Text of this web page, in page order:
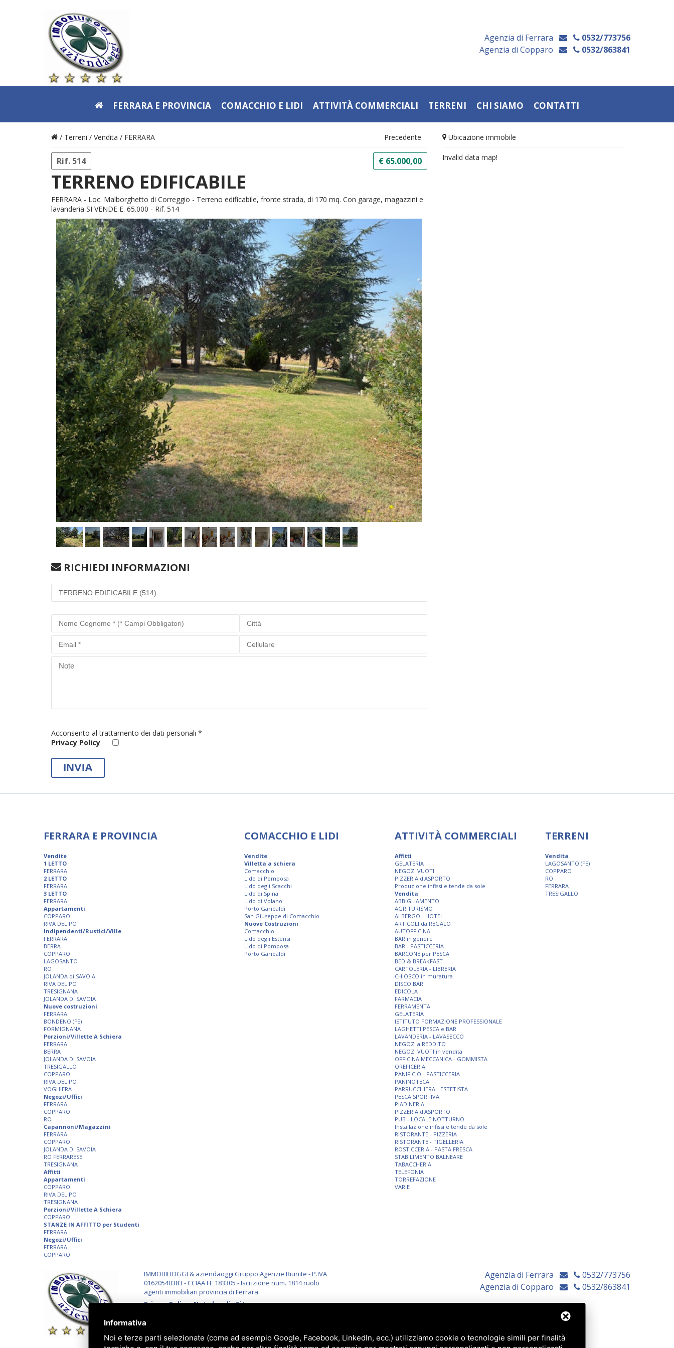
Agenzia di Ferrara
0532/773756
Agenzia di Copparo
0532/863841
FERRARA E PROVINCIA COMACCHIO E LIDI ATTIVITÀ COMMERCIALI TERRENI CHI SIAMO CONTATTI
/ Terreni / Vendita / FERRARA Precedente
Rif. 514 € 65.000,00
TERRENO EDIFICABILE
FERRARA - Loc. Malborghetto di Correggio - Terreno edificabile, fronte strada, di 170 mq. Con garage, magazzini e
lavanderia SI VENDE E. 65.000 - Rif. 514
RICHIEDI INFORMAZIONI
Acconsento al trattamento dei dati personali *
Privacy Policy
Ubicazione immobile
Invalid data map!
FERRARA E PROVINCIA
Vendite
1 LETTO
FERRARA
2 LETTO
FERRARA
3 LETTO
FERRARA
Appartamenti
COPPARO
RIVA DEL PO
Indipendenti/Rustici/Ville
FERRARA
BERRA
COPPARO
LAGOSANTO
RO
JOLANDA di SAVOIA
RIVA DEL PO
TRESIGNANA
JOLANDA DI SAVOIA
Nuove costruzioni
FERRARA
BONDENO (FE)
FORMIGNANA
Porzioni/Villette A Schiera
FERRARA
BERRA
JOLANDA DI SAVOIA
TRESIGALLO
COPPARO
RIVA DEL PO
VOGHIERA
Negozi/Uffici
FERRARA
COPPARO
RO
Capannoni/Magazzini
FERRARA
COPPARO
JOLANDA DI SAVOIA
RO FERRARESE
TRESIGNANA
Affitti
Appartamenti
COPPARO
RIVA DEL PO
TRESIGNANA
Porzioni/Villette A Schiera
COPPARO
STANZE IN AFFITTO per Studenti
FERRARA
Negozi/Uffici
FERRARA
COPPARO
COMACCHIO E LIDI
Vendite
Villetta a schiera
Comacchio
Lido di Pomposa
Lido degli Scacchi
Lido di Spina
Lido di Volano
Porto Garibaldi
San Giuseppe di Comacchio
Nuove Costruzioni
Comacchio
Lido degli Estensi
Lido di Pomposa
Porto Garibaldi
ATTIVITÀ COMMERCIALI
Affitti
GELATERIA
NEGOZI VUOTI
PIZZERIA d'ASPORTO
Produzione infissi e tende da sole
Vendita
ABBIGLIAMENTO
AGRITURISMO
ALBERGO - HOTEL
ARTICOLI da REGALO
AUTOFFICINA
BAR in genere
BAR - PASTICCERIA
BARCONE per PESCA
BED & BREAKFAST
CARTOLERIA - LIBRERIA
CHIOSCO in muratura
DISCO BAR
EDICOLA
FARMACIA
FERRAMENTA
GELATERIA
ISTITUTO FORMAZIONE PROFESSIONALE
LAGHETTI PESCA e BAR
LAVANDERIA - LAVASECCO
NEGOZI a REDDITO
NEGOZI VUOTI in vendita
OFFICINA MECCANICA - GOMMISTA
OREFICERIA
PANIFICIO - PASTICCERIA
PANINOTECA
PARRUCCHIERA - ESTETISTA
PESCA SPORTIVA
PIADINERIA
PIZZERIA d'ASPORTO
PUB - LOCALE NOTTURNO
Installazione infissi e tende da sole
RISTORANTE - PIZZERIA
RISTORANTE - TIGELLERIA
ROSTICCERIA - PASTA FRESCA
STABILIMENTO BALNEARE
TABACCHERIA
TELEFONIA
TORREFAZIONE
VARIE
TERRENI
Vendita
LAGOSANTO (FE)
COPPARO
RO
FERRARA
TRESIGALLO
IMMOBILIOGGI & aziendaoggi Gruppo Agenzie Riunite - P.IVA
01620540383 - CCIAA FE 183305 - Iscrizione num. 1814 ruolo
agenti immobiliari provincia di Ferrara
Privacy Policy-Note legali-Sitemap
Agenzia di Ferrara
0532/773756
Agenzia di Copparo
0532/863841
Informativa
Noi e terze parti selezionate (come ad esempio Google, Facebook, LinkedIn, ecc.) utilizziamo cookie o tecnologie simili per finalità